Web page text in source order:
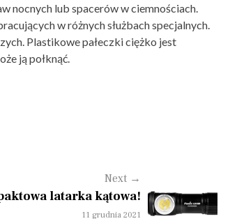
nocnych lub spacerów w ciemnościach.
w różnych służbach specjalnych.
Plastikowe pałeczki ciężko jest
ją połknąć.
Next →
latarka kątowa!
11 grudnia 2021